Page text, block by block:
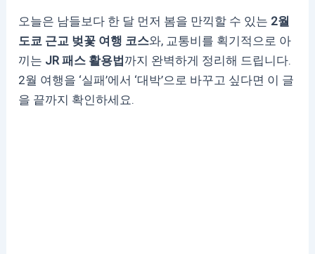
오늘은 남들보다 한 달 먼저 봄을 만끽할 수 있는 2월
도쿄 근교 벚꽃 여행 코스와, 교통비를 획기적으로 아
끼는 JR 패스 활용법까지 완벽하게 정리해 드립니다.
2월 여행을 ‘실패’에서 ‘대박’으로 바꾸고 싶다면 이 글
을 끝까지 확인하세요.